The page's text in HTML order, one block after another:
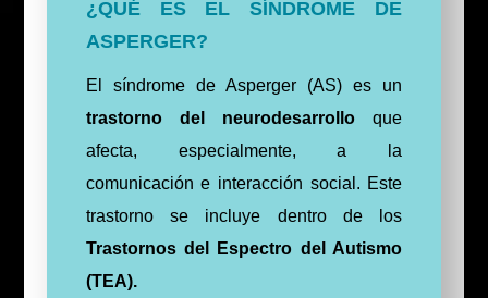
¿QUÉ ES EL SÍNDROME DE
ASPERGER?
El síndrome de Asperger (AS) es un
trastorno del neurodesarrolloque
afecta, especialmente, a la
comunicación e interacción social. Este
trastorno se incluye dentro de los
Trastornos del Espectro del Autismo
(TEA).